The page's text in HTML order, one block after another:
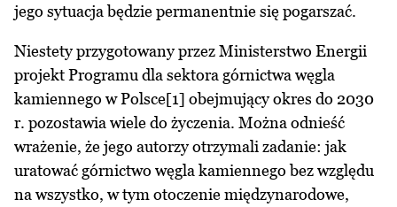
jego sytuacja będzie permanentnie się pogarszać.
Niestety przygotowany przez Ministerstwo Energii
projekt Programu dla sektora górnictwa węgla
kamiennego w Polsce[1] obejmujący okres do 2030
r. pozostawia wiele do życzenia. Można odnieść
wrażenie, że jego autorzy otrzymali zadanie: jak
uratować górnictwo węgla kamiennego bez względu
na wszystko, w tym otoczenie międzynarodowe,